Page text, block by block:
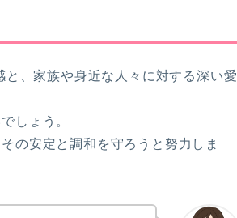
、家族や身近な人々に対する深い愛
しょう。
の安定と調和を守ろうと努力しま